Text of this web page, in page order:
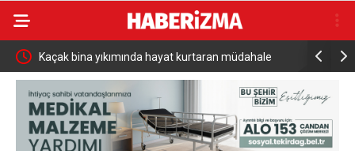
Kaçak bina yıkımında hayat kurtaran müdahale İnegöllü
dijital